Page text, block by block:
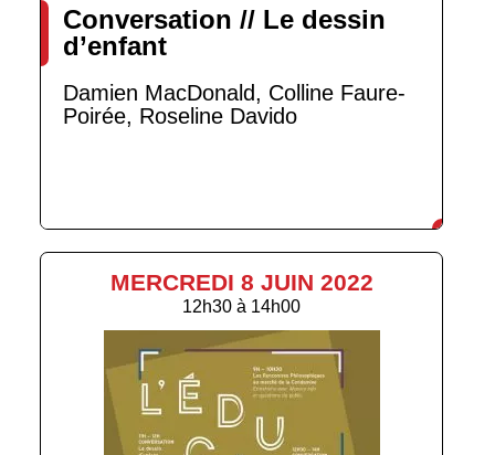
Conversation // Le dessin
d’enfant
Damien MacDonald, Colline Faure-
Poirée, Roseline Davido
MERCREDI 8 JUIN 2022
12h30 à 14h00